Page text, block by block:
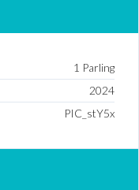
1 Parling
2024
PIC_stY5x